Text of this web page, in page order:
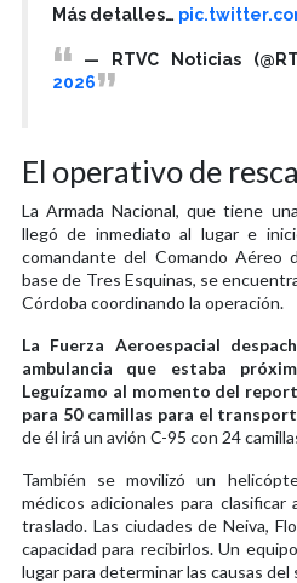
Más detalles…
— RTVC Noticias
2026
El operativo de
La Armada Nacional, que tiene
llegó de inmediato al lugar e
comandante del Comando Aéreo
base de Tres Esquinas, se
Córdoba coordinando la operación.
La Fuerza Aeroespacial
ambulancia que estaba
Leguízamo al momento del
para 50 camillas para el
de él irá un avión C-95 con 24
También se movilizó un
médicos adicionales para
traslado. Las ciudades de Neiva,
capacidad para recibirlos. Un
lugar para determinar las causas del